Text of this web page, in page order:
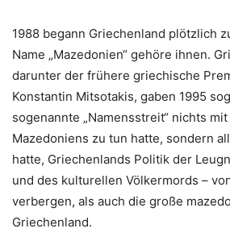
1988 begann Griechenland plötzlich
Name „Mazedonien“ gehöre ihnen.
darunter der frühere griechische
Konstantin Mitsotakis, gaben 1995
sogenannte „Namensstreit“ nichts
Mazedoniens zu tun hatte, sondern
hatte, Griechenlands Politik der
und des kulturellen Völkermords –
verbergen, als auch die große
Griechenland.